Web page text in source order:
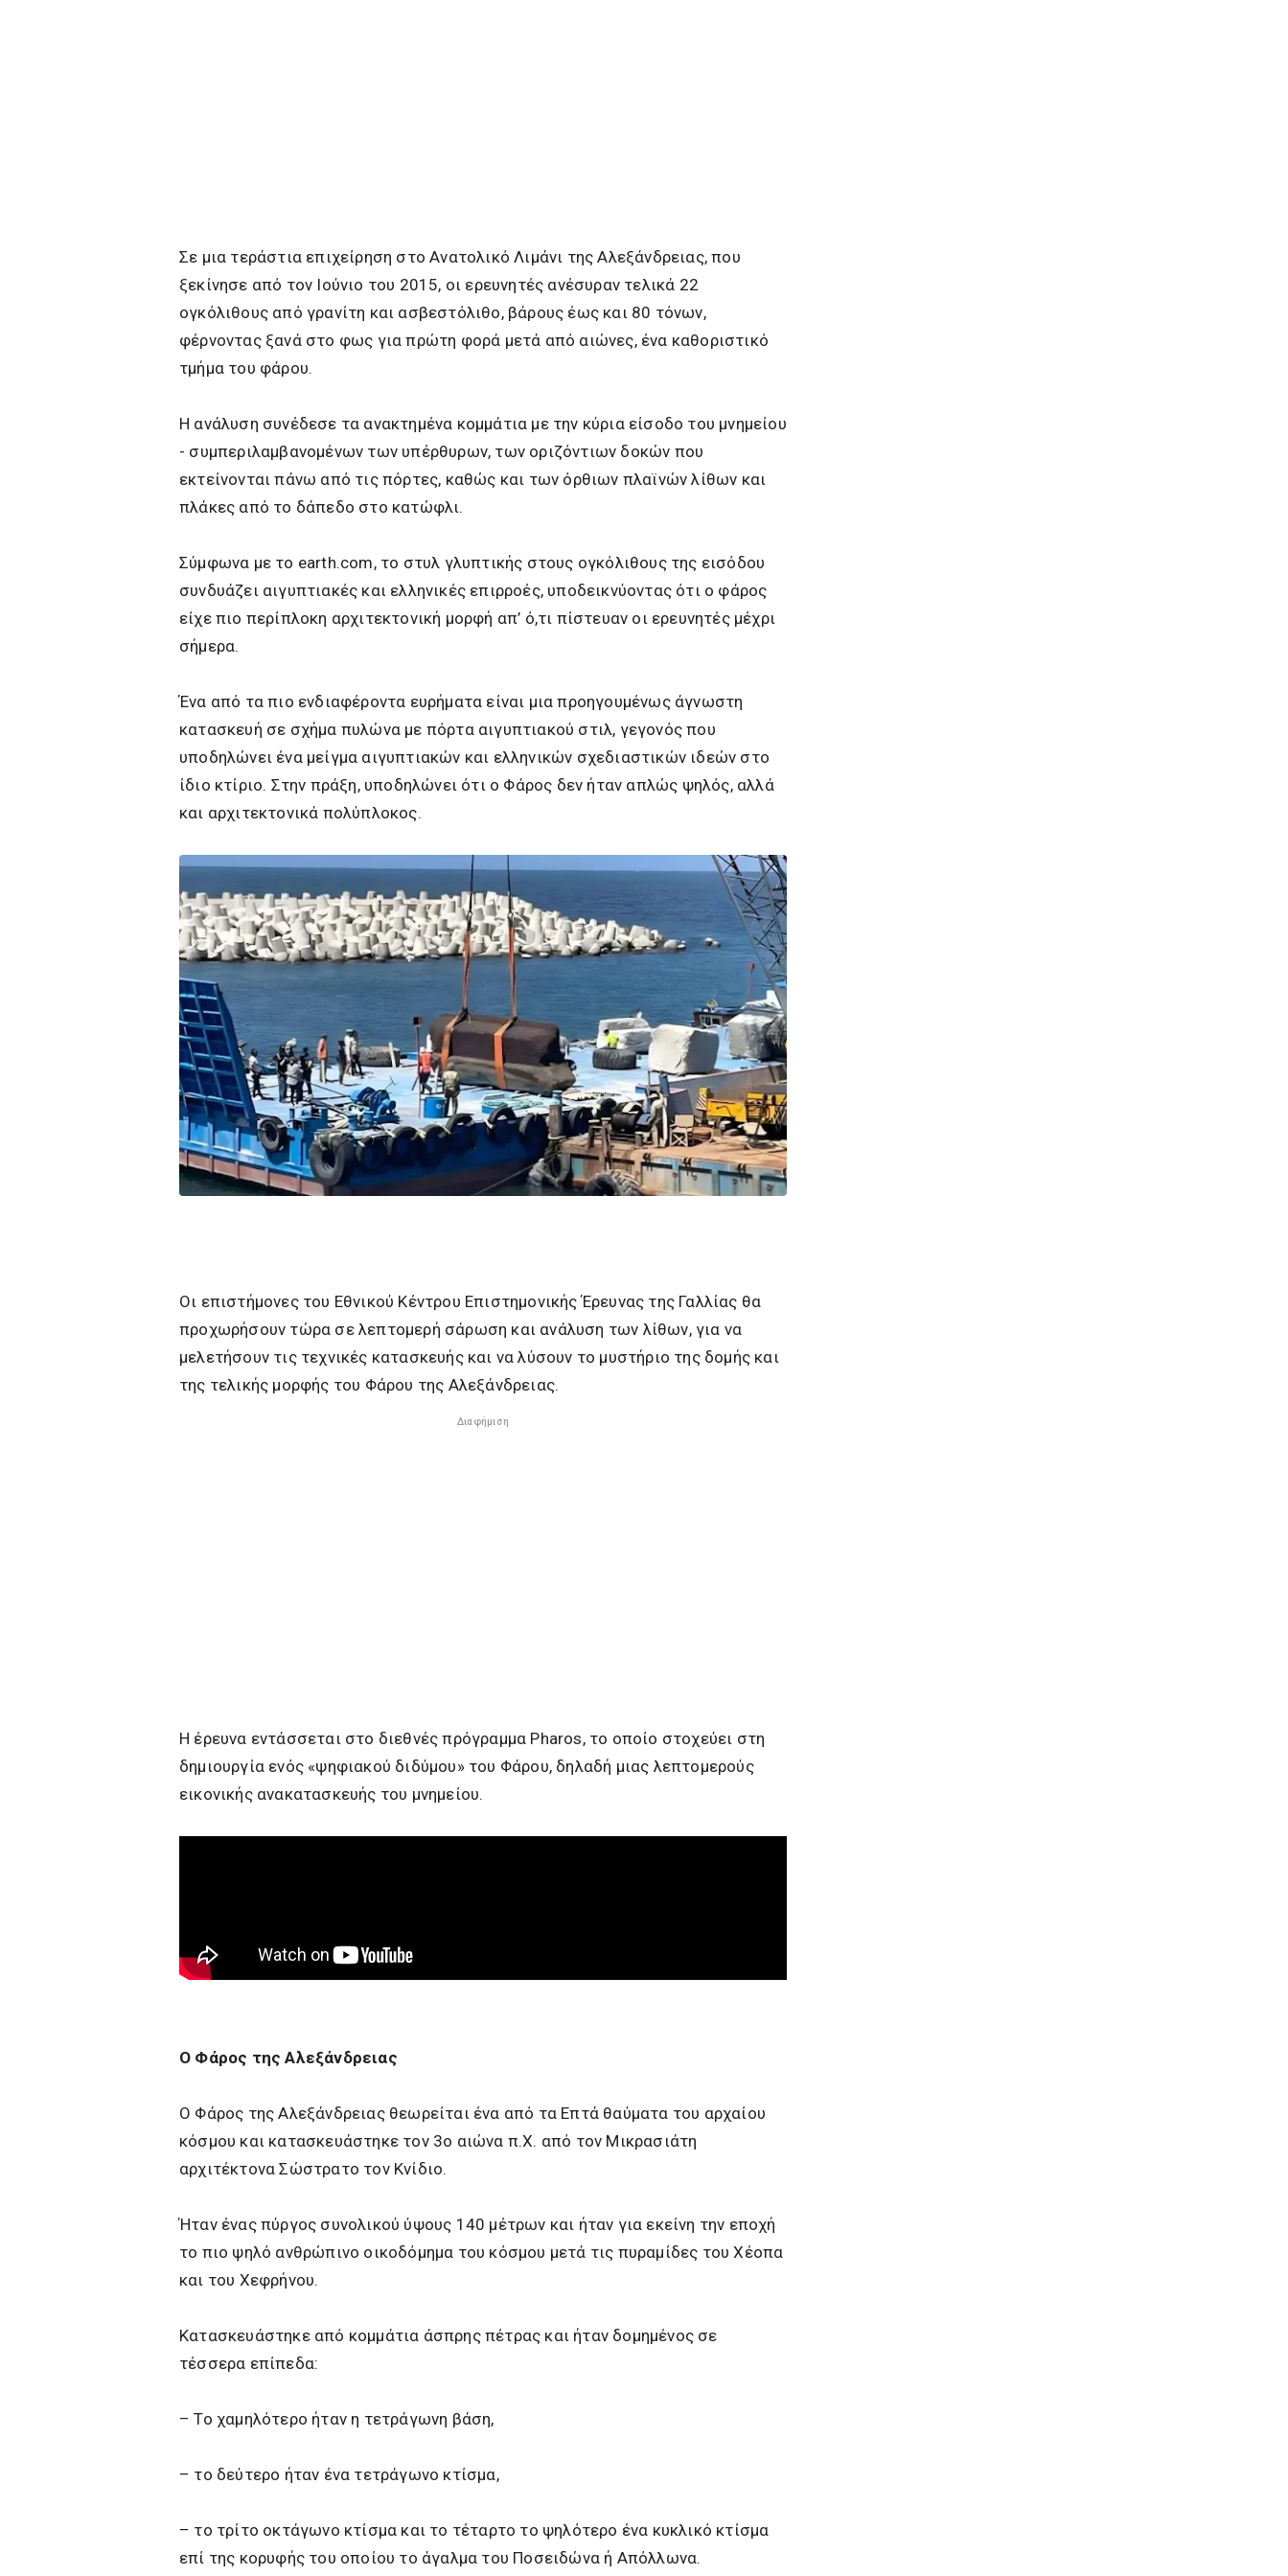
Σε μια τεράστια επιχείρηση στο Ανατολικό Λιμάνι της Αλεξάνδρειας, που
ξεκίνησε από τον Ιούνιο του 2015, οι ερευνητές ανέσυραν τελικά 22
ογκόλιθους από γρανίτη και ασβεστόλιθο, βάρους έως και 80 τόνων,
φέρνοντας ξανά στο φως για πρώτη φορά μετά από αιώνες, ένα καθοριστικό
τμήμα του φάρου.
Η ανάλυση συνέδεσε τα ανακτημένα κομμάτια με την κύρια είσοδο του μνημείου
- συμπεριλαμβανομένων των υπέρθυρων, των οριζόντιων δοκών που
εκτείνονται πάνω από τις πόρτες, καθώς και των όρθιων πλαϊνών λίθων και
πλάκες από το δάπεδο στο κατώφλι.
Σύμφωνα με το earth.com, το στυλ γλυπτικής στους ογκόλιθους της εισόδου
συνδυάζει αιγυπτιακές και ελληνικές επιρροές, υποδεικνύοντας ότι ο φάρος
είχε πιο περίπλοκη αρχιτεκτονική μορφή απ’ ό,τι πίστευαν οι ερευνητές μέχρι
σήμερα.
Ένα από τα πιο ενδιαφέροντα ευρήματα είναι μια προηγουμένως άγνωστη
κατασκευή σε σχήμα πυλώνα με πόρτα αιγυπτιακού στιλ, γεγονός που
υποδηλώνει ένα μείγμα αιγυπτιακών και ελληνικών σχεδιαστικών ιδεών στο
ίδιο κτίριο. Στην πράξη, υποδηλώνει ότι ο Φάρος δεν ήταν απλώς ψηλός, αλλά
και αρχιτεκτονικά πολύπλοκος.
Οι επιστήμονες του Εθνικού Κέντρου Επιστημονικής Έρευνας της Γαλλίας θα
προχωρήσουν τώρα σε λεπτομερή σάρωση και ανάλυση των λίθων, για να
μελετήσουν τις τεχνικές κατασκευής και να λύσουν το μυστήριο της δομής και
της τελικής μορφής του Φάρου της Αλεξάνδρειας.
Διαφήμιση
Η έρευνα εντάσσεται στο διεθνές πρόγραμμα Pharos, το οποίο στοχεύει στη
δημιουργία ενός «ψηφιακού διδύμου» του Φάρου, δηλαδή μιας λεπτομερούς
εικονικής ανακατασκευής του μνημείου.
Ο Φάρος της Αλεξάνδρειας
Ο Φάρος της Αλεξάνδρειας θεωρείται ένα από τα Επτά θαύματα του αρχαίου
κόσμου και κατασκευάστηκε τον 3ο αιώνα π.Χ. από τον Μικρασιάτη
αρχιτέκτονα Σώστρατο τον Κνίδιο.
Ήταν ένας πύργος συνολικού ύψους 140 μέτρων και ήταν για εκείνη την εποχή
το πιο ψηλό ανθρώπινο οικοδόμημα του κόσμου μετά τις πυραμίδες του Χέοπα
και του Χεφρήνου.
Κατασκευάστηκε από κομμάτια άσπρης πέτρας και ήταν δομημένος σε
τέσσερα επίπεδα:
– Το χαμηλότερο ήταν η τετράγωνη βάση,
– το δεύτερο ήταν ένα τετράγωνο κτίσμα,
– το τρίτο οκτάγωνο κτίσμα και το τέταρτο το ψηλότερο ένα κυκλικό κτίσμα
επί της κορυφής του οποίου το άγαλμα του Ποσειδώνα ή Απόλλωνα.